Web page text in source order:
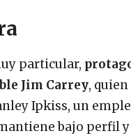
particular,
Jim Carrey, quien
Ipkiss, un
bajo perfil